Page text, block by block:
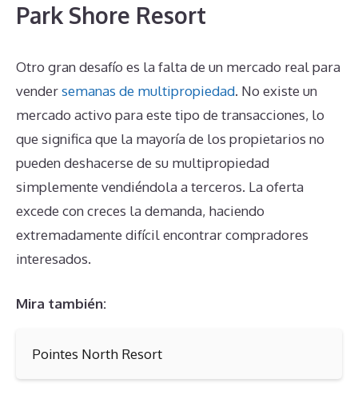
Park Shore Resort
Otro gran desafío es la falta de un mercado real para
vendersemanas de multipropiedad. No existe un
mercado activo para este tipo de transacciones, lo
que significa que la mayoría de los propietarios no
pueden deshacerse de su multipropiedad
simplemente vendiéndola a terceros. La oferta
excede con creces la demanda, haciendo
extremadamente difícil encontrar compradores
interesados.
Mira también:
Pointes North Resort